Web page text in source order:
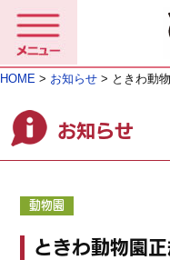
HOME > お知らせ > ときわ動
お知らせ
動物園
ときわ動物園